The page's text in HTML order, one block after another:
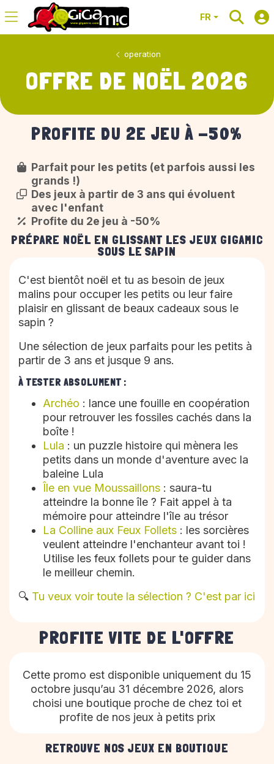
FR
operation
OFFRE DE NOËL 2026
PROFITE DU 2E JEU À -50%
Parfait pour les petits (et parfois aussi les
grands !)
Des jeux à partir de 3 ans qui évoluent
avec l'enfant
Profite du 2e jeu à -50%
PRÉPARE NOËL EN GLISSANT LES JEUX GIGAMIC
SOUS LE SAPIN
C'est bientôt noël et tu as besoin de jeux
malins pour occuper les petits ou leur faire
plaisir en glissant de beaux cadeaux sous le
sapin ?
Une sélection de jeux parfaits pour les petits à
partir de 3 ans et jusque 9 ans.
À TESTER ABSOLUMENT :
Archéo : lance une fouille en coopération
pour retrouver les fossiles cachés dans la
boîte !
Lula : un puzzle histoire qui mènera les
petits dans un monde d'aventure avec la
baleine Lula
Île en vue Moussaillons : saura-tu
atteindre la bonne île ? Fait appel à ta
mémoire pour atteindre l'île au trésor
La Colline aux Feux Follets : les sorcières
veulent atteindre l'enchanteur avant toi !
Utilise les feux follets pour te guider dans
le meilleur chemin.
🔍 Tu veux voir toute la sélection ? C'est par ici
PROFITE VITE DE L'OFFRE​
Cette promo est disponible uniquement du 15
octobre jusqu’au 31 décembre 2026, alors
choisi une boutique proche de chez toi et
profite de nos jeux à petits prix
RETROUVE NOS JEUX EN BOUTIQUE